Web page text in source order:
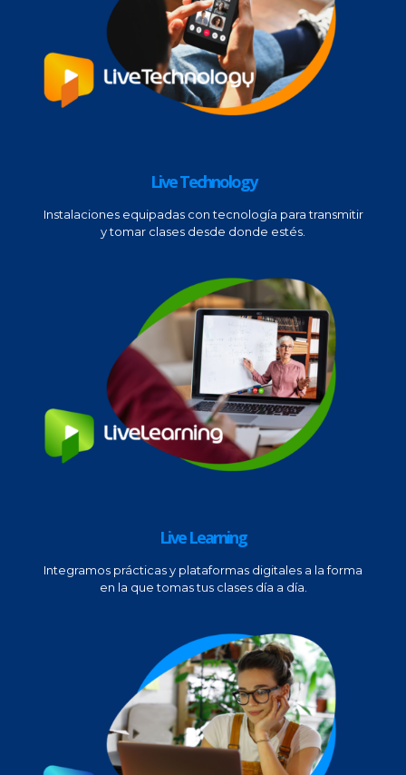
Live Technology
Instalaciones equipadas con tecnología para transmitir
y tomar clases desde donde estés.
Live Learning
Integramos prácticas y plataformas digitales a la forma
en la que tomas tus clases día a día.